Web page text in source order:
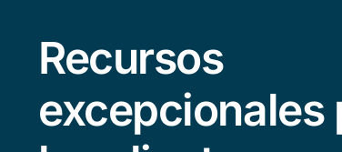
Recursos
excepcionales